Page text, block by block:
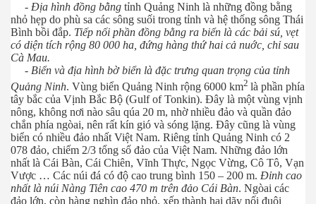
- Địa hình đồng bằng tỉnh Quảng Ninh là những đồng bằng
nhỏ hẹp do phù sa các sông suối trong tỉnh và hệ thống sông Thái
Bình bồi đắp. Tiếp nối phần đồng bằng ra biển là các bải sú, vẹt
có diện tích rộng 80 000 ha, đứng hàng thứ hai cả nuớc, chỉ sau
Cà Mau.
- Biển và địa hình bờ biển là đặc trưng quan trọng của tỉnh
Quảng Ninh. Vùng biển Quảng Ninh rộng 6000 km2 là phần phía
tây bắc của Vịnh Bắc Bộ (Gulf of Tonkin). Đây là một vùng vịnh
nông, không nơi nào sâu qúa 20 m, nhờ nhiều đảo và quần đảo
chắn phía ngòai, nên rất kín gió và sóng lặng. Đây cũng là vùng
biển có nhiều đảo nhất Việt Nam. Riêng tỉnh Quảng Ninh có 2
078 đảo, chiếm 2/3 tổng số đảo của Việt Nam. Những đảo lớn
nhất là Cái Bàn, Cái Chiên, Vĩnh Thực, Ngọc Vừng, Cô Tô, Vạn
Vược … Các núi đá có độ cao trung bình 150 – 200 m. Đỉnh cao
nhất là núi Nàng Tiên cao 470 m trên đảo Cái Bàn. Ngòai các
đảo lớn, còn hàng nghìn đảo nhỏ, xếp thành hai dãy nối đuôi